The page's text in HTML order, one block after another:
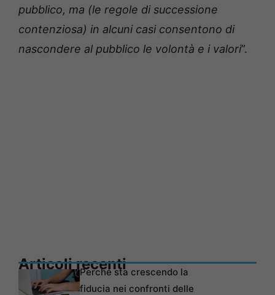
pubblico, ma (le regole di successione
contenziosa) in alcuni casi consentono di
nascondere al pubblico le volontà e i valori”.
Articoli recentiPerché sta crescendo la
fiducia nei confronti delle